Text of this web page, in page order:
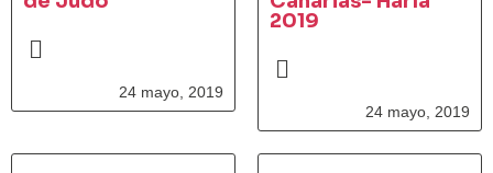
24 mayo, 2019
2019
24 mayo, 2019